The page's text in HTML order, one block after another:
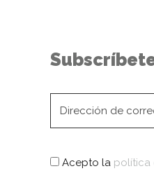
Acepto la política